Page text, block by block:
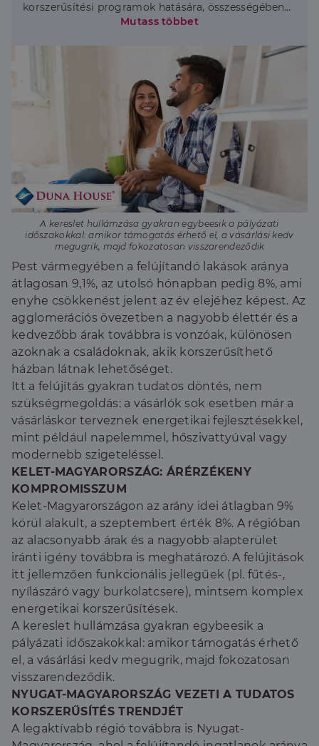
korszerűsítési programok hatására, összességében
enyhén csökkenő trend jellemzi a fővárosi adatokat”
elemzője.
Mutass többet
A kereslet hullámzása gyakran egybeesik a pályázati
időszakokkal: amikor támogatás érhető el, a vásárlási kedv
megugrik, majd fokozatosan visszarendeződik
Pest vármegyében a felújítandó lakások aránya
átlagosan 9,1%, az utolsó hónapban pedig 8%, ami
enyhe csökkenést jelent az év elejéhez képest. Az
agglomerációs övezetben a nagyobb élettér és a
kedvezőbb árak továbbra is vonzóak, különösen
azoknak a családoknak, akik korszerűsíthető
házban látnak lehetőséget.
Itt a felújítás gyakran tudatos döntés, nem
szükségmegoldás: a vásárlók sok esetben már a
vásárláskor terveznek energetikai fejlesztésekkel,
mint például napelemmel, hőszivattyúval vagy
modernebb szigeteléssel.
KELET-MAGYARORSZÁG: ÁRÉRZÉKENY
KOMPROMISSZUM
Kelet-Magyarországon az arány idei átlagban 9%
körül alakult, a szeptembert érték 8%. A régióban
az alacsonyabb árak és a nagyobb alapterület
iránti igény továbbra is meghatározó. A felújítások
itt jellemzően funkcionális jellegűek (pl. fűtés-,
nyílászáró vagy burkolatcsere), mintsem komplex
energetikai korszerűsítések.
A kereslet hullámzása gyakran egybeesik a
pályázati időszakokkal: amikor támogatás érhető
el, a vásárlási kedv megugrik, majd fokozatosan
visszarendeződik.
NYUGAT-MAGYARORSZÁG VEZETI A TUDATOS
KORSZERŰSÍTÉS TRENDJÉT
A legaktívabb régió továbbra is Nyugat-